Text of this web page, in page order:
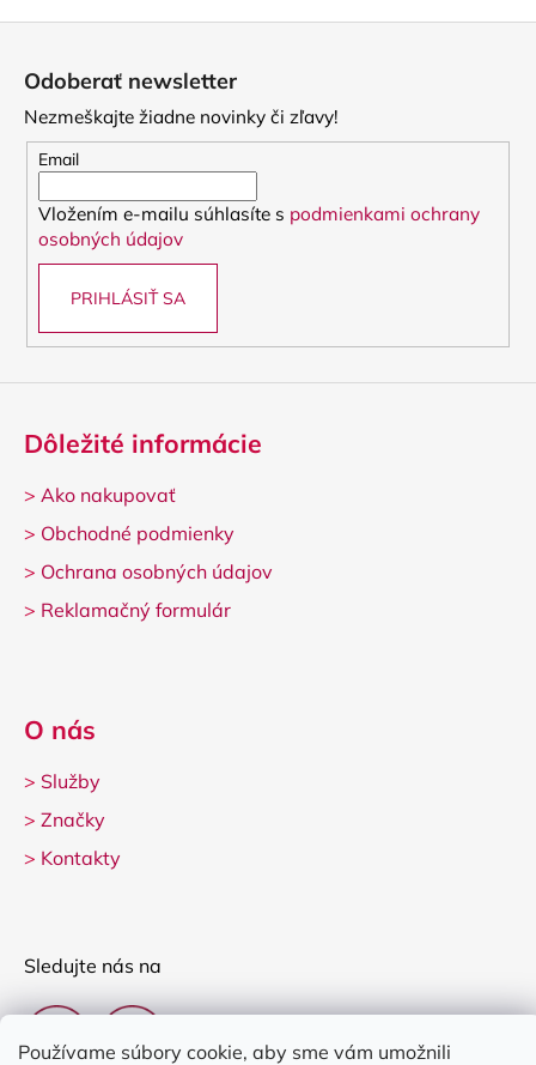
Používame súbory cookie, aby sme vám umožnili
Odoberať newsletter
Nezmeškajte žiadne novinky či zľavy!
Email
Vložením e-mailu súhlasíte s podmienkami ochrany
osobných údajov
PRIHLÁSIŤ SA
Dôležité informácie
> Ako nakupovať
> Obchodné podmienky
> Ochrana osobných údajov
> Reklamačný formulár
O nás
> Služby
> Značky
> Kontakty
Sledujte nás na